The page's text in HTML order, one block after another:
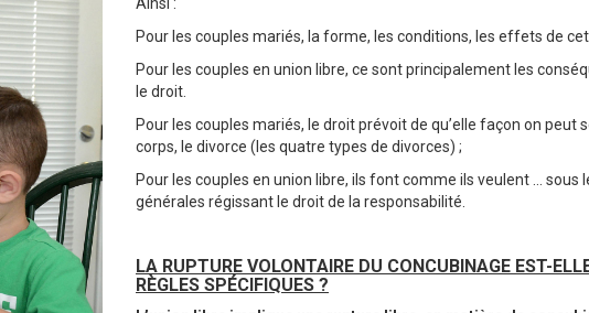
Pour les couples mariés, la forme, les conditions, les effets de
Pour les couples en union libre, ce sont principalement les
le droit.
Pour les couples mariés, le droit prévoit de qu’elle façon on peut
corps, le divorce (les quatre types de divorces) ;
Pour les couples en union libre, ils font comme ils veulent … sous
générales régissant le droit de la responsabilité.
LA RUPTURE VOLONTAIRE DU CONCUBINAGE EST-
RÈGLES SPÉCIFIQUES ?